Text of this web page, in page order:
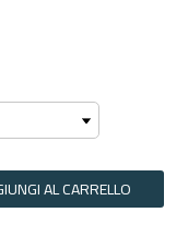
AL CARRELLO